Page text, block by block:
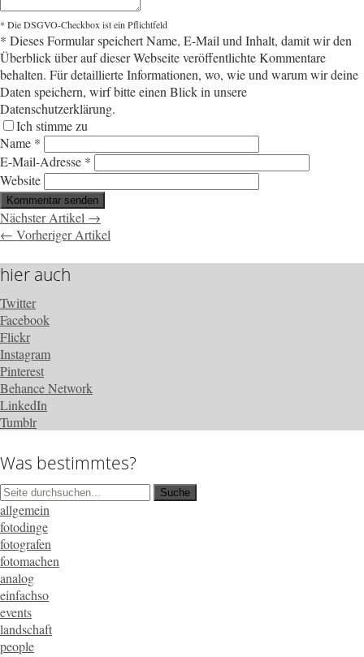
* Die DSGVO-Checkbox ist ein Pflichtfeld
* Dieses Formular speichert Name, E-Mail und Inhalt, damit wir den
Überblick über auf dieser Webseite veröffentlichte Kommentare
behalten. Für detaillierte Informationen, wo, wie und warum wir deine
Daten speichern, wirf bitte einen Blick in unsere
Datenschutzerklärung.
Ich stimme zu
Name *
E-Mail-Adresse *
Website
Nächster Artikel →
← Vorheriger Artikel
hier auch
Twitter
Facebook
Flickr
Instagram
Pinterest
Behance Network
LinkedIn
Tumblr
Was bestimmtes?
allgemein
fotodinge
fotografen
fotomachen
analog
einfachso
events
landschaft
people